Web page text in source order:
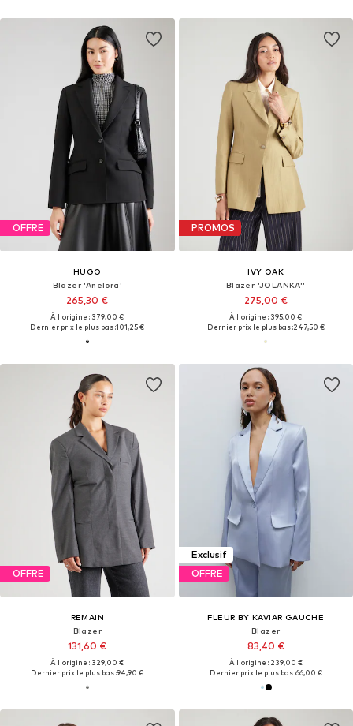
OFFRE
HUGO
Blazer 'Anelora'
265,30 €
À l'origine : 379,00 €
Dernier prix le plus bas :101,25 €
PROMOS
IVY OAK
Blazer 'JOLANKA''
275,00 €
À l'origine : 395,00 €
Dernier prix le plus bas :247,50 €
OFFRE
REMAIN
Blazer
131,60 €
À l'origine : 329,00 €
Dernier prix le plus bas :94,90 €
Exclusif
OFFRE
FLEUR BY KAVIAR GAUCHE
Blazer
83,40 €
À l'origine : 239,00 €
Dernier prix le plus bas :66,00 €